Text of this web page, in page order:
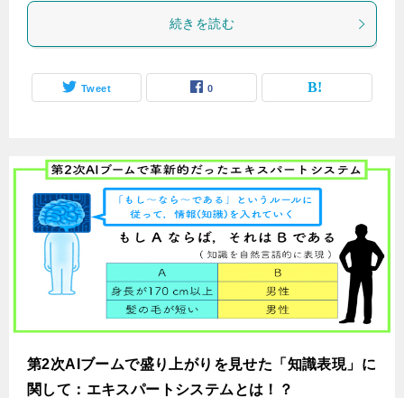
続きを読む
Tweet 0
第2次AIブームで盛り上がりを見せた「知識表現」に
関して：エキスパートシステムとは！？